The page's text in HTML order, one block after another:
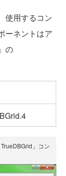
使用するコン
ーネントはア
の
」コン